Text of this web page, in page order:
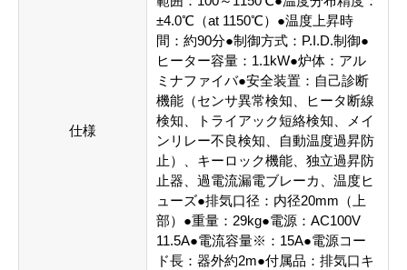
仕様
±4.0℃（at 1150℃）●温度上昇時
間：約90分●制御方式：P.I.D.制御●
ヒーター容量：1.1kW●炉体：アル
ミナファイバ●安全装置：自己診断
機能（センサ異常検知、ヒータ断線
検知、トライアック短絡検知、メイ
ンリレー不良検知、自動温度過昇防
止）、キーロック機能、独立過昇防
止器、過電流漏電ブレーカ、温度ヒ
ューズ●排気口径：内径20mm（上
部）●重量：29kg●電源：AC100V
11.5A●電流容量※：15A●電源コー
ド長：器外約2m●付属品：排気口キ